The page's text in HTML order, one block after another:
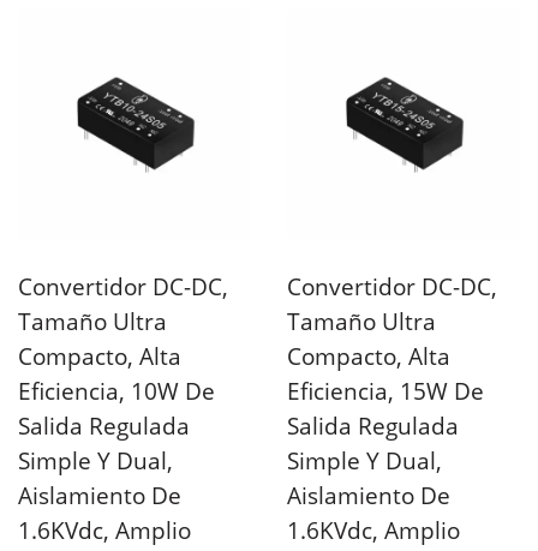
Convertidor DC-DC,
Tamaño Ultra
Compacto, Alta
Eficiencia, 10W De
Salida Regulada
Simple Y Dual,
Aislamiento De
1.6KVdc, Amplio
Convertidor DC-DC,
Tamaño Ultra
Compacto, Alta
Eficiencia, 15W De
Salida Regulada
Simple Y Dual,
Aislamiento De
1.6KVdc, Amplio